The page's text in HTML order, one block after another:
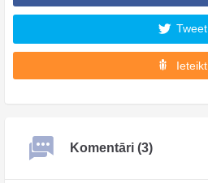
Tweet
Ieteikt
Komentāri (3)